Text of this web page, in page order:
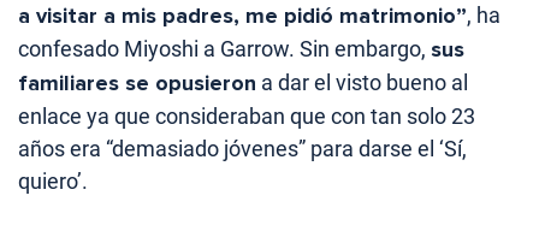
a visitar a mis padres, me pidió matrimonio”, ha
confesado Miyoshi a Garrow. Sin embargo, sus
familiares se opusieron a dar el visto bueno al
enlace ya que consideraban que con tan solo 23
años era “demasiado jóvenes” para darse el ‘Sí,
quiero’.